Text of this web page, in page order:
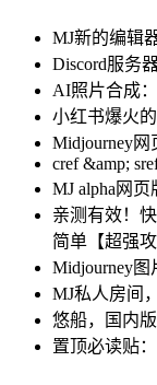
MJ新的编辑
Discord服务
AI照片合成
小红书爆火
Midjourney
cref &amp;
MJ alpha网
亲测有效！
简单【超强
Midjourney图
MJ私人房间
悠船，国内
置顶必读贴